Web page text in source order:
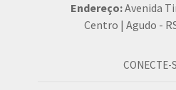
Endereço:Avenida
Centro | Agudo -
CONECTE-